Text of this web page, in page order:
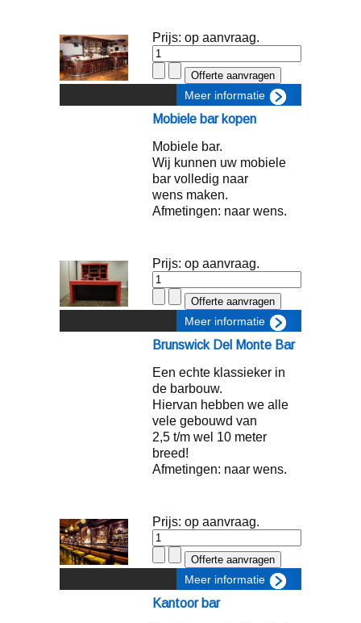
Prijs: op aanvraag.
Meer informatie
Mobiele bar kopen
Mobiele bar.
Wij kunnen uw mobiele
bar volledig naar
wens maken.
Afmetingen: naar wens.
Prijs: op aanvraag.
Meer informatie
Brunswick Del Monte Bar
Een echte klassieker in
de barbouw.
Hiervan hebben we alle
vele gebouwd van
2,5 t/m wel 10 meter
breed!
Afmetingen: naar wens.
Prijs: op aanvraag.
Meer informatie
Kantoor bar